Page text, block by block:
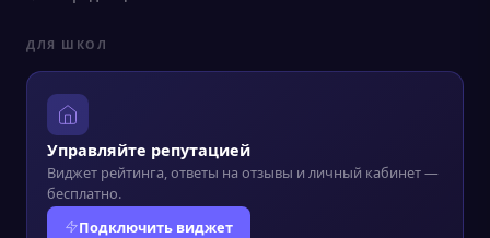
ДЛЯ ШКОЛ
Управляйте репутацией
Виджет рейтинга, ответы на отзывы и личный кабинет —
бесплатно.
Подключить виджет